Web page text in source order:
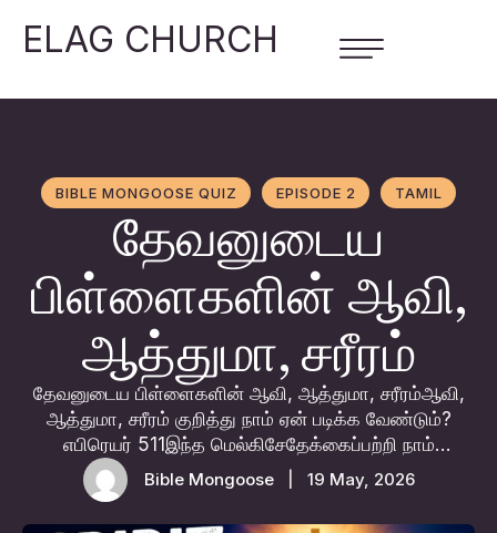
ELAG CHURCH
BIBLE MONGOOSE QUIZ EPISODE 2 TAMIL
தேவனுடைய
பிள்ளைகளின் ஆவி,
ஆத்துமா, சரீரம்
தேவனுடைய பிள்ளைகளின் ஆவி, ஆத்துமா, சரீரம்ஆவி,
ஆத்துமா, சரீரம் குறித்து நாம் ஏன் படிக்க வேண்டும்?
எபிரெயர் 511இந்த மெல்கிசேதேக்கைப்பற்றி நாம்
விஸ்தாரமாய்ப் பேசலாம்; நீங்கள் கேள்வியில்
மந்தமுள்ளவர்களானபடியால், அதை விளங்கப்பண்ணுகிறது
அரிதாயிருக்கும்.12காலத்தைப் பார்த்தால்,
Bible Mongoose 19 May, 2026